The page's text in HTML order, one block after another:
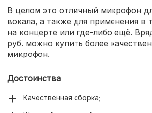
В целом это отличный микрофон
вокала, а также для применения в
на концерте или где-либо ещё.
руб. можно купить более
микрофон.
Достоинства
Качественная сборка;